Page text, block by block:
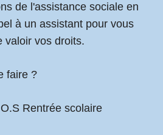
de l'assistance sociale en
à un assistant pour vous
valoir vos droits.
faire ?
Rentrée scolaire